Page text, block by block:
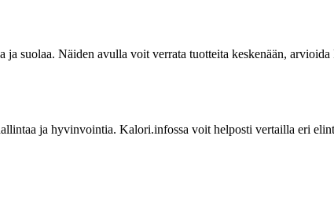
suolaa. Näiden avulla voit verrata tuotteita keskenään, arvioida
ja hyvinvointia. Kalori.infossa voit helposti vertailla eri